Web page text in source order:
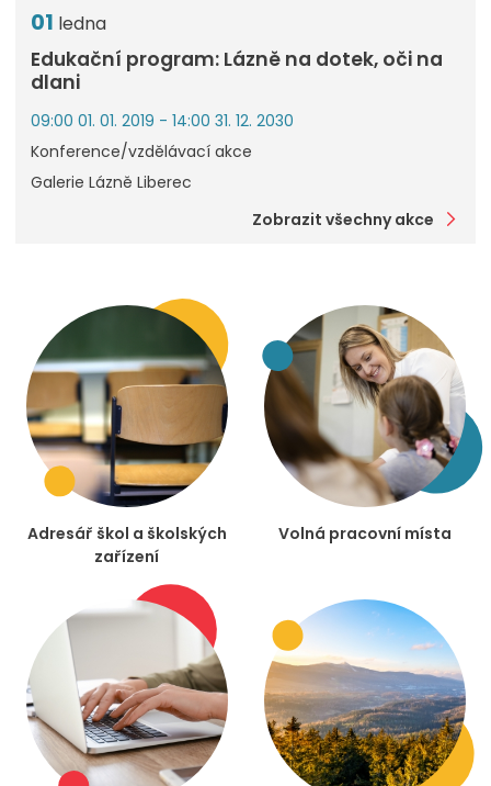
01 ledna
Edukační program: Lázně na dotek, oči na
dlani
09:00 01. 01. 2019 - 14:00 31. 12. 2030
Konference/vzdělávací akce
Galerie Lázně Liberec
Zobrazit všechny akce
Adresář škol a školských
zařízení
Volná pracovní místa